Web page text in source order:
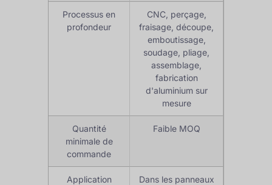
Processus en
profondeur
CNC, perçage,
fraisage, découpe,
emboutissage,
soudage, pliage,
assemblage,
fabrication
d'aluminium sur
mesure
Quantité
minimale de
commande
Faible MOQ
Application
Dans les panneaux